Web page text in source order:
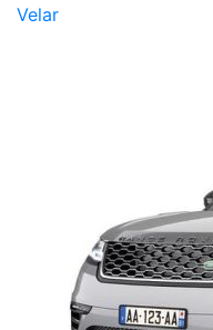
Velar